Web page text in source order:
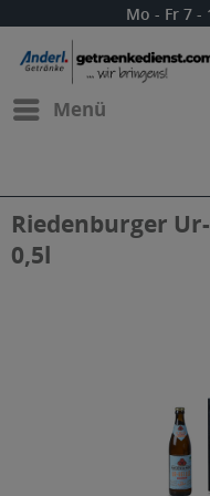
Mo - Fr 7 -
Menü
Riedenburger
0,5l